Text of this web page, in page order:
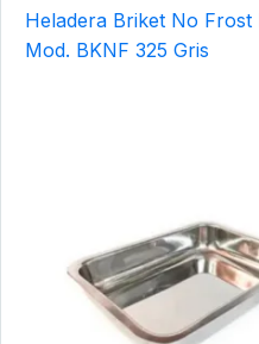
Heladera Briket No
Mod. BKNF 325 Gris